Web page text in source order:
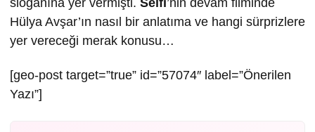
Hülya Avşar’ın nasıl bir anlatıma ve hangi sürprizlere
yer vereceği merak konusu…
[geo-post target=”true” id=”57074″ label=”Önerilen
Yazı”]